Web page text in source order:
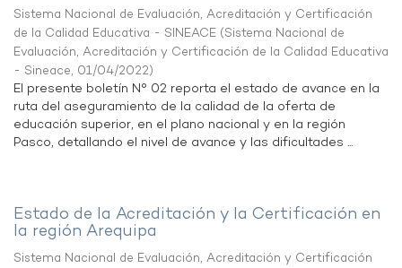
Sistema Nacional de Evaluación, Acreditación y Certificación
de la Calidad Educativa - SINEACE (Sistema Nacional de
Evaluación, Acreditación y Certificación de la Calidad Educativa
- Sineace, 01/04/2022)
El presente boletín N° 02 reporta el estado de avance en la
ruta del aseguramiento de la calidad de la oferta de
educación superior, en el plano nacional y en la región
Pasco, detallando el nivel de avance y las dificultades ...
Estado de la Acreditación y la Certificación en
la región Arequipa
Sistema Nacional de Evaluación, Acreditación y Certificación